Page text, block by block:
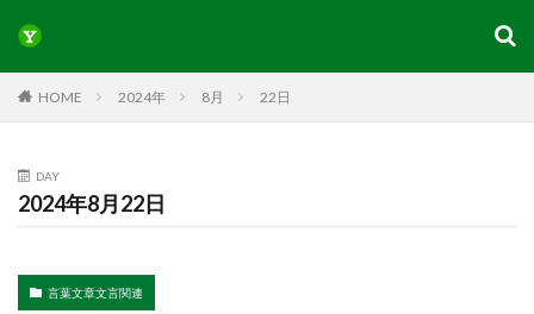
HOME 2024年 8月 22日
DAY
2024年8月22日
言葉文章文言関連